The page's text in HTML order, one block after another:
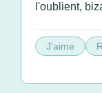
l'oublient,
J'aime